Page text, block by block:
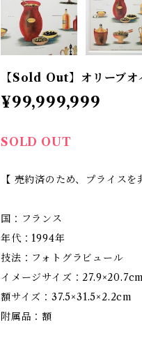
【Sold Out】オリーブオ
¥99,999,999
SOLD OUT
【 売約済のため、プライスを
国：フランス
年代：1994年
技法：フォトグラビュール
イメージサイズ：27.9×20.7cm
額サイズ：37.5×31.5×2.2cm
附属品：額